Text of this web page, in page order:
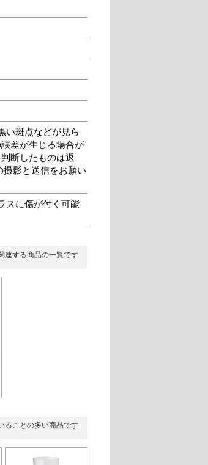
い斑点などが見ら
差が生じる場合が
断したものは返
影と送信をお願い
スに傷が付く可能
連する商品の一覧です
ることの多い商品です